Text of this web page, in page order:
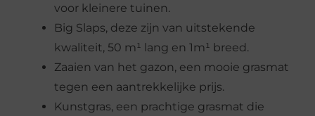
voor kleinere tuinen.
Big Slaps, deze zijn van uitstekende
kwaliteit, 50 m¹ lang en 1m¹ breed.
Zaaien van het gazon, een mooie grasmat
tegen een aantrekkelijke prijs.
Kunstgras, een prachtige grasmat die